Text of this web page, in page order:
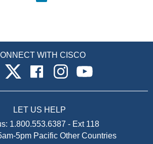
WITH CISCO
LET US HELP
1.800.553.6387 - Ext 118
5pm Pacific Other Countries